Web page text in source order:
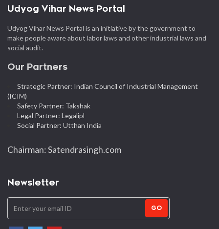
Udyog Vihar News Portal
Udyog Vihar News Portal is an initiative by the government to
make people aware about labor laws and other industrial laws and
social audit.
Our Partners
Strategic Partner: Indian Council of Industrial Management
(ICIM)
Safety Partner: Takshak
Legal Partner: Legalipl
Social Partner: Utthan India
Chairman: Satendrasingh.com
Newsletter
GO